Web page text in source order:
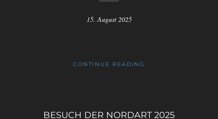
15. August 2025
CONTINUE READING
BESUCH DER NORDART 2025